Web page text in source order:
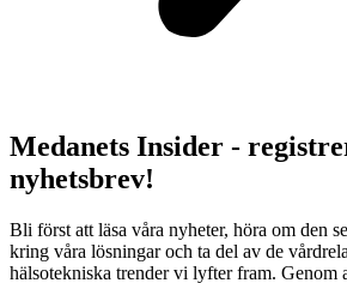
Medanets Insider -
nyhetsbrev!
Bli först att läsa våra nyheter, höra om den
kring våra lösningar och ta del av de
hälsotekniska trender vi lyfter fram. Genom